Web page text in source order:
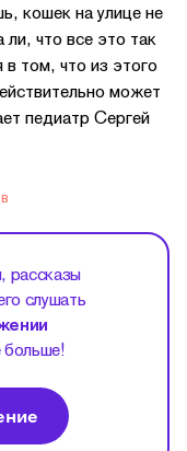
кошек на улице не
что все это так
том, что из этого
может
педиатр Сергей
рассказы
слушать
больше!